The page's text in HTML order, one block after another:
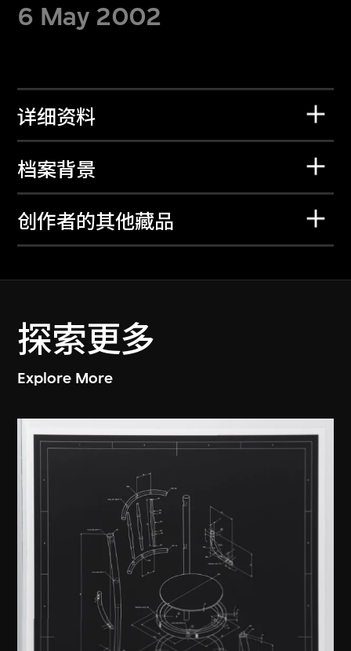
6 May 2002
详细资料
档案背景
创作者的其他藏品
探索更多
Explore More